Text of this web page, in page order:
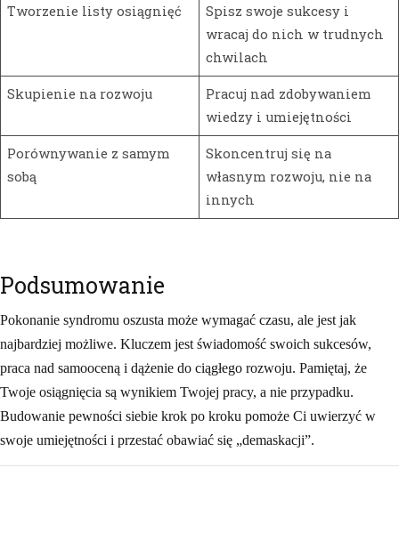
Tworzenie listy osiągnięć
Spisz swoje sukcesy i
wracaj do nich w trudnych
chwilach
Skupienie na rozwoju
Pracuj nad zdobywaniem
wiedzy i umiejętności
Porównywanie z samym
sobą
Skoncentruj się na
własnym rozwoju, nie na
innych
Podsumowanie
Pokonanie syndromu oszusta może wymagać czasu, ale jest jak
najbardziej możliwe. Kluczem jest świadomość swoich sukcesów,
praca nad samooceną i dążenie do ciągłego rozwoju. Pamiętaj, że
Twoje osiągnięcia są wynikiem Twojej pracy, a nie przypadku.
Budowanie pewności siebie krok po kroku pomoże Ci uwierzyć w
swoje umiejętności i przestać obawiać się „demaskacji”.